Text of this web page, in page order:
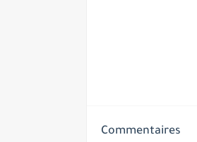
Commentaires